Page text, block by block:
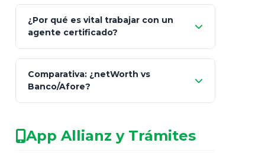
Seguros y Fianzas (CNSF)
netWorth
patrimonio con asesores informales en
redes sociales.
¿Por qué es vital trabajar con un
agente certificado?
consultor técnico
legalmente facultado
Comparativa: ¿netWorth vs
Banco/Afore?
App Allianz y Trámites